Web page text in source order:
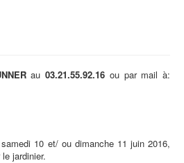
au 03.21.55.92.16 ou par mail à:
10 et/ ou dimanche 11 juin 2016,
jardinier.